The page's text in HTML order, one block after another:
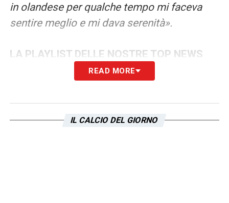
in olandese per qualche tempo mi faceva
sentire meglio e mi dava serenità».
LA PLAYLIST DELLE NOSTRE TOP NEWS
READ MORE
IL CALCIO DEL GIORNO